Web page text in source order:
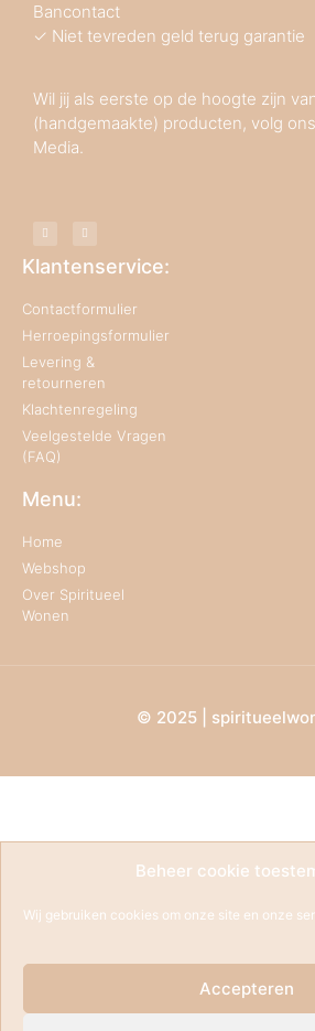
Beheer cookie
Wij gebruiken cookies om onze site en onze
Accepteren
Bancontact
✓ Niet tevreden geld terug garantie
Wil jij als eerste op de hoogte zijn
(handgemaakte) producten, volg
Media.
Klantenservice:
Contactformulier
Herroepingsformulier
Levering &
retourneren
Klachtenregeling
Veelgestelde Vragen
(FAQ)
Menu:
Home
Webshop
Over Spiritueel
Wonen
© 2025 |